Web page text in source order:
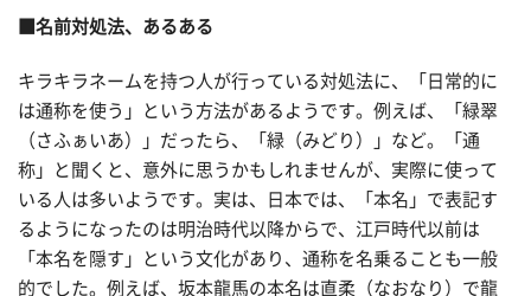
■名前対処法、あるある
キラキラネームを持つ人が行っている対処法に、「日常的に
は通称を使う」という方法があるようです。例えば、「緑翠
（さふぁいあ）」だったら、「緑（みどり）」など。「通
称」と聞くと、意外に思うかもしれませんが、実際に使って
いる人は多いようです。実は、日本では、「本名」で表記す
るようになったのは明治時代以降からで、江戸時代以前は
「本名を隠す」という文化があり、通称を名乗ることも一般
的でした。例えば、坂本龍馬の本名は直柔（なおなり）で龍